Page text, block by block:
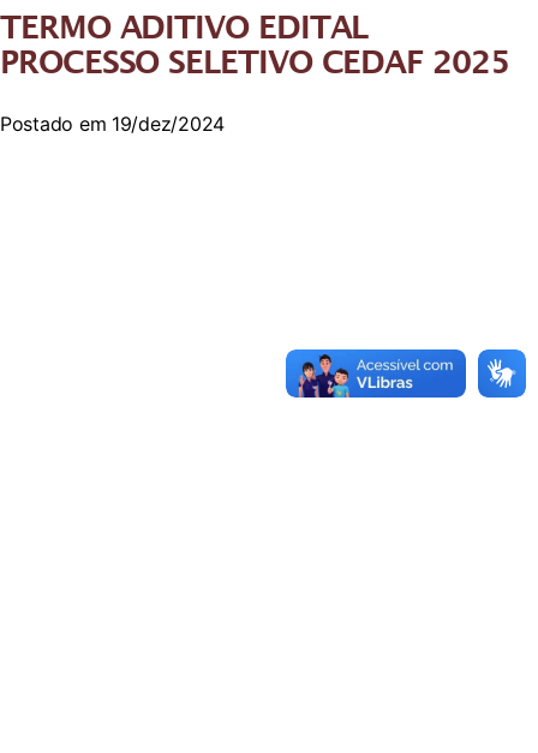
TERMO ADITIVO EDITAL
PROCESSO SELETIVO CEDAF 2025
Postado em 19/dez/2024